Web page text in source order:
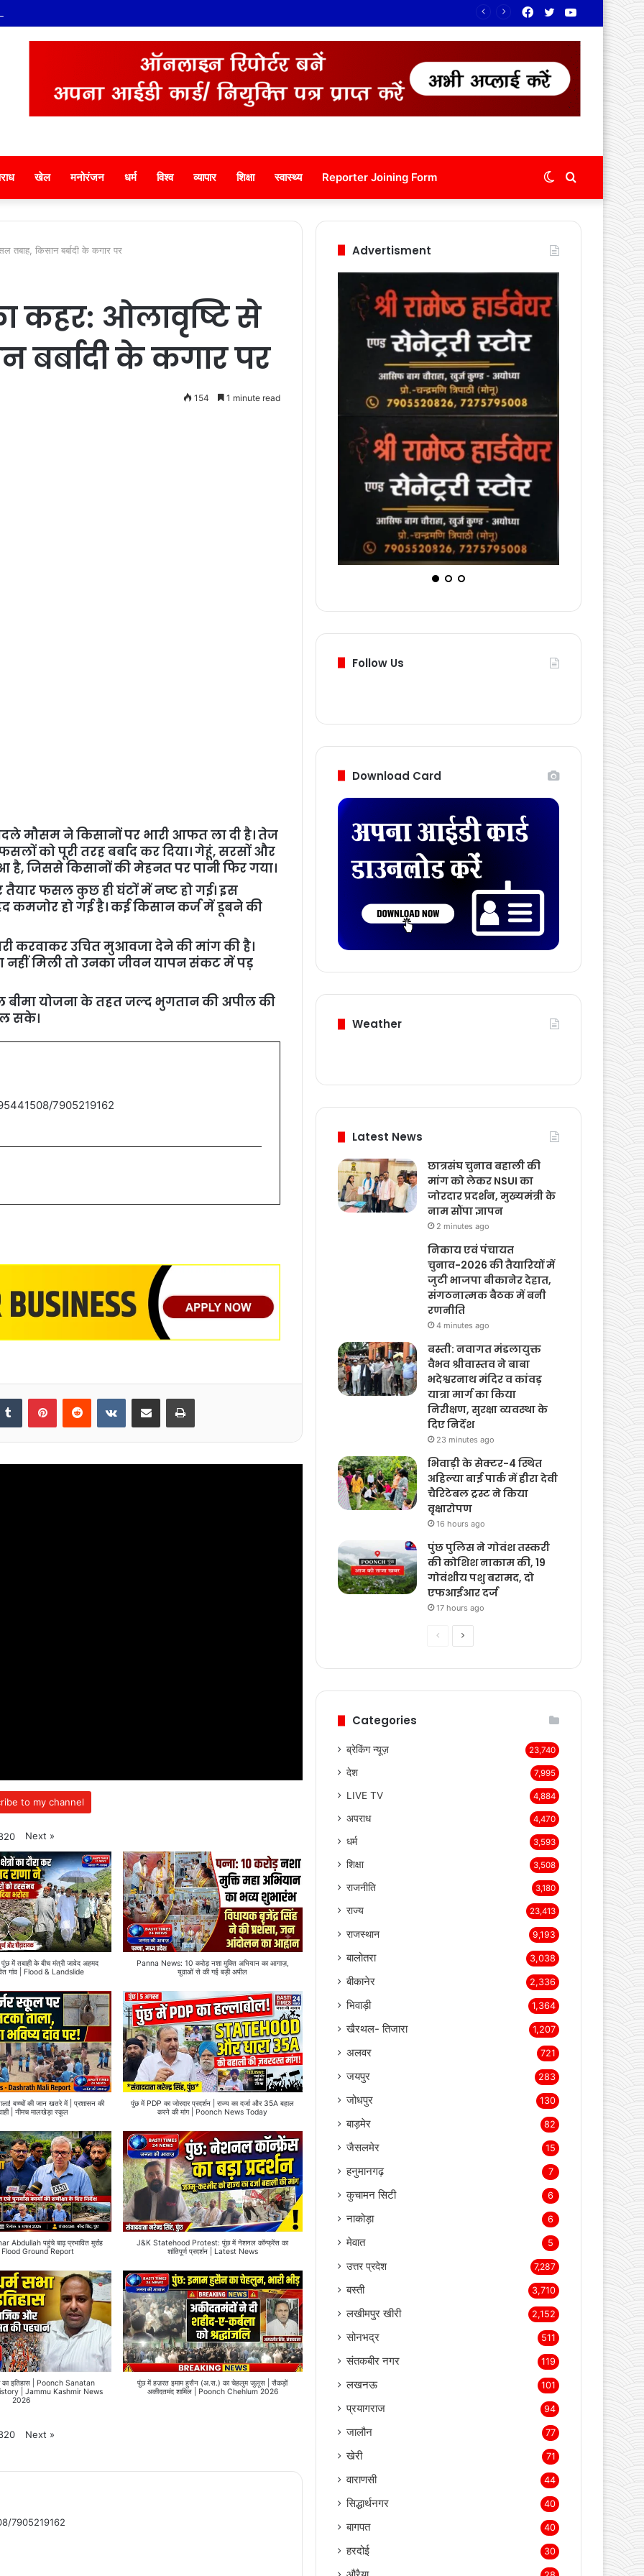
अहिल्या बाई पार्क में हीरा देवी चैरिटेबल ट्रस्ट ने किया वृक्षारोपण YouTube
Twitter
Facebook
खेल मनोरंजन धर्म विश्व व्यापार शिक्षा स्वास्थ्य Reporter Joining Form Switch
skin
किसान बर्बादी के कगार पर
कहर: ओलावृष्टि से
के कगार पर
154 1 minute read
मौसम ने किसानों पर भारी आफत ला दी है। तेज
को पूरी तरह बर्बाद कर दिया। गेहूं, सरसों और
जिससे किसानों की मेहनत पर पानी फिर गया।
फसल कुछ ही घंटों में नष्ट हो गई। इस
कमजोर हो गई है। कई किसान कर्ज में डूबने की
करवाकर उचित मुआवजा देने की मांग की है।
मिली तो उनका जीवन यापन संकट में पड़
योजना के तहत जल्द भुगतान की अपील की
सके।
7905219162
Tumblr PinterestReddit VKontakteShare via Email Print
to my channel
Next »
में तबाही के बीच मंत्री जावेद अहमद
गांव | Flood & Landslide
Panna News: 10 करोड़ नशा मुक्ति अभियान का आगाज़,
युवाओं से की गई बड़ी अपील
बच्चों की जान खतरे में | प्रशासन की
| नीमच मालखेड़ा स्कूल
पुंछ में PDP का जोरदार प्रदर्शन | राज्य का दर्जा और 35A बहाल
करने की मांग | Poonch News Today
पहुंचे बाढ़ प्रभावित मुर्राह
Flood Ground Report
J&K Statehood Protest: पुंछ में नेशनल कॉन्फ्रेंस का
शांतिपूर्ण प्रदर्शन | Latest News
का इतिहास | Poonch Sanatan
| Jammu Kashmir News
2026
पुंछ में हज़रत इमाम हुसैन (अ.स.) का चेहलुम जुलूस | सैकड़ों
अकीदतमंद शामिल | Poonch Chehlum 2026
Next »
7905219162
Advertisment
Follow Us
Download Card
Weather
Latest News
छात्रसंघ चुनाव बहाली की
मांग को लेकर NSUI का
जोरदार प्रदर्शन, मुख्यमंत्री के
नाम सौंपा ज्ञापन
2 minutes ago
निकाय एवं पंचायत
चुनाव-2026 की तैयारियों में
जुटी भाजपा बीकानेर देहात,
संगठनात्मक बैठक में बनी
रणनीति
4 minutes ago
बस्ती: नवागत मंडलायुक्त
वैभव श्रीवास्तव ने बाबा
भदेश्वरनाथ मंदिर व कांवड़
यात्रा मार्ग का किया
निरीक्षण, सुरक्षा व्यवस्था के
दिए निर्देश
23 minutes ago
भिवाड़ी के सेक्टर-4 स्थित
अहिल्या बाई पार्क में हीरा देवी
चैरिटेबल ट्रस्ट ने किया
वृक्षारोपण
16 hours ago
पुंछ पुलिस ने गोवंश तस्करी
की कोशिश नाकाम की, 19
गोवंशीय पशु बरामद, दो
एफआईआर दर्ज
17 hours ago
PreviousNext
Categories
ब्रेकिंग न्यूज़ 23,740
देश 7,995
LIVE TV 4,884
अपराध 4,470
धर्म 3,593
शिक्षा 3,508
राजनीति 3,180
राज्य 23,413
राजस्थान 9,193
बालोतरा 3,038
बीकानेर 2,336
भिवाड़ी 1,364
खैरथल- तिजारा 1,207
अलवर 721
जयपुर 283
जोधपुर 130
बाड़मेर 82
जैसलमेर 15
हनुमानगढ़ 7
कुचामन सिटी 6
नाकोड़ा 6
मेवात 5
उत्तर प्रदेश 7,287
बस्ती 3,710
लखीमपुर खीरी 2,152
सोनभद्र 511
संतकबीर नगर 119
लखनऊ 101
प्रयागराज 94
जालौन 77
खेरी 71
वाराणसी 44
सिद्धार्थनगर 40
बागपत 40
हरदोई 30